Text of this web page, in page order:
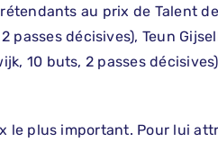
au prix de Talent
passes décisives), Teun
10 buts, 2 passes
le plus important. Pour lui